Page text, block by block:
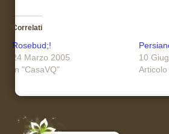
Correlati
Rosebud;!
24 Marzo 2005
In "CasaVQ"
10
Articolo